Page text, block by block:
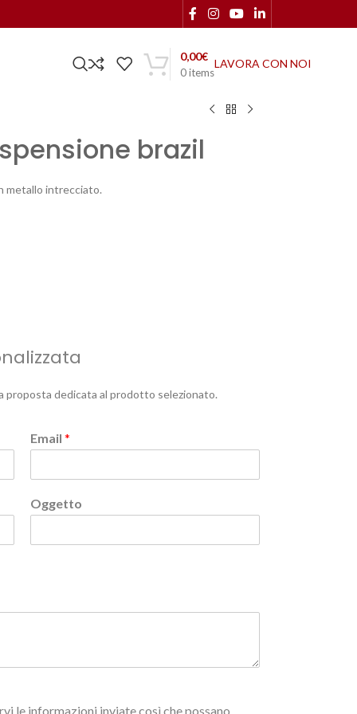
0items
0,00€
LAVORA CON NOI
brazil
metallo intrecciato.
proposta dedicata al prodotto selezionato.
Email *
Oggetto
le informazioni inviate così che possano